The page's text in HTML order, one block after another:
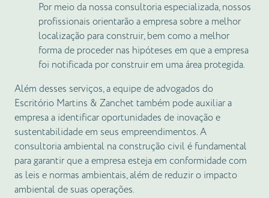
Por meio da nossa consultoria especializada, nossos
profissionais orientarão a empresa sobre a melhor
localização para construir, bem como a melhor
forma de proceder nas hipóteses em que a empresa
foi notificada por construir em uma área protegida.
Além desses serviços, a equipe de advogados do
Escritório Martins & Zanchet também pode auxiliar a
empresa a identificar oportunidades de inovação e
sustentabilidade em seus empreendimentos. A
consultoria ambiental na construção civil é fundamental
para garantir que a empresa esteja em conformidade com
as leis e normas ambientais, além de reduzir o impacto
ambiental de suas operações.